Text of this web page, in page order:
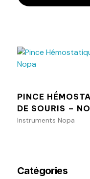
PINCE
DE SOURIS –
Instruments Nopa
Catégories